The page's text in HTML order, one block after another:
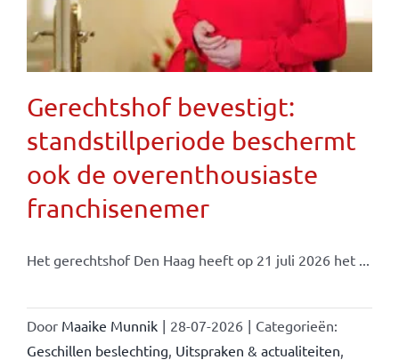
Gerechtshof bevestigt:
standstillperiode beschermt
ook de overenthousiaste
franchisenemer
Het gerechtshof Den Haag heeft op 21 juli 2026 het ...
Door Maaike Munnik | 28-07-2026 | Categorieën:
Geschillen beslechting Uitspraken & actualiteiten